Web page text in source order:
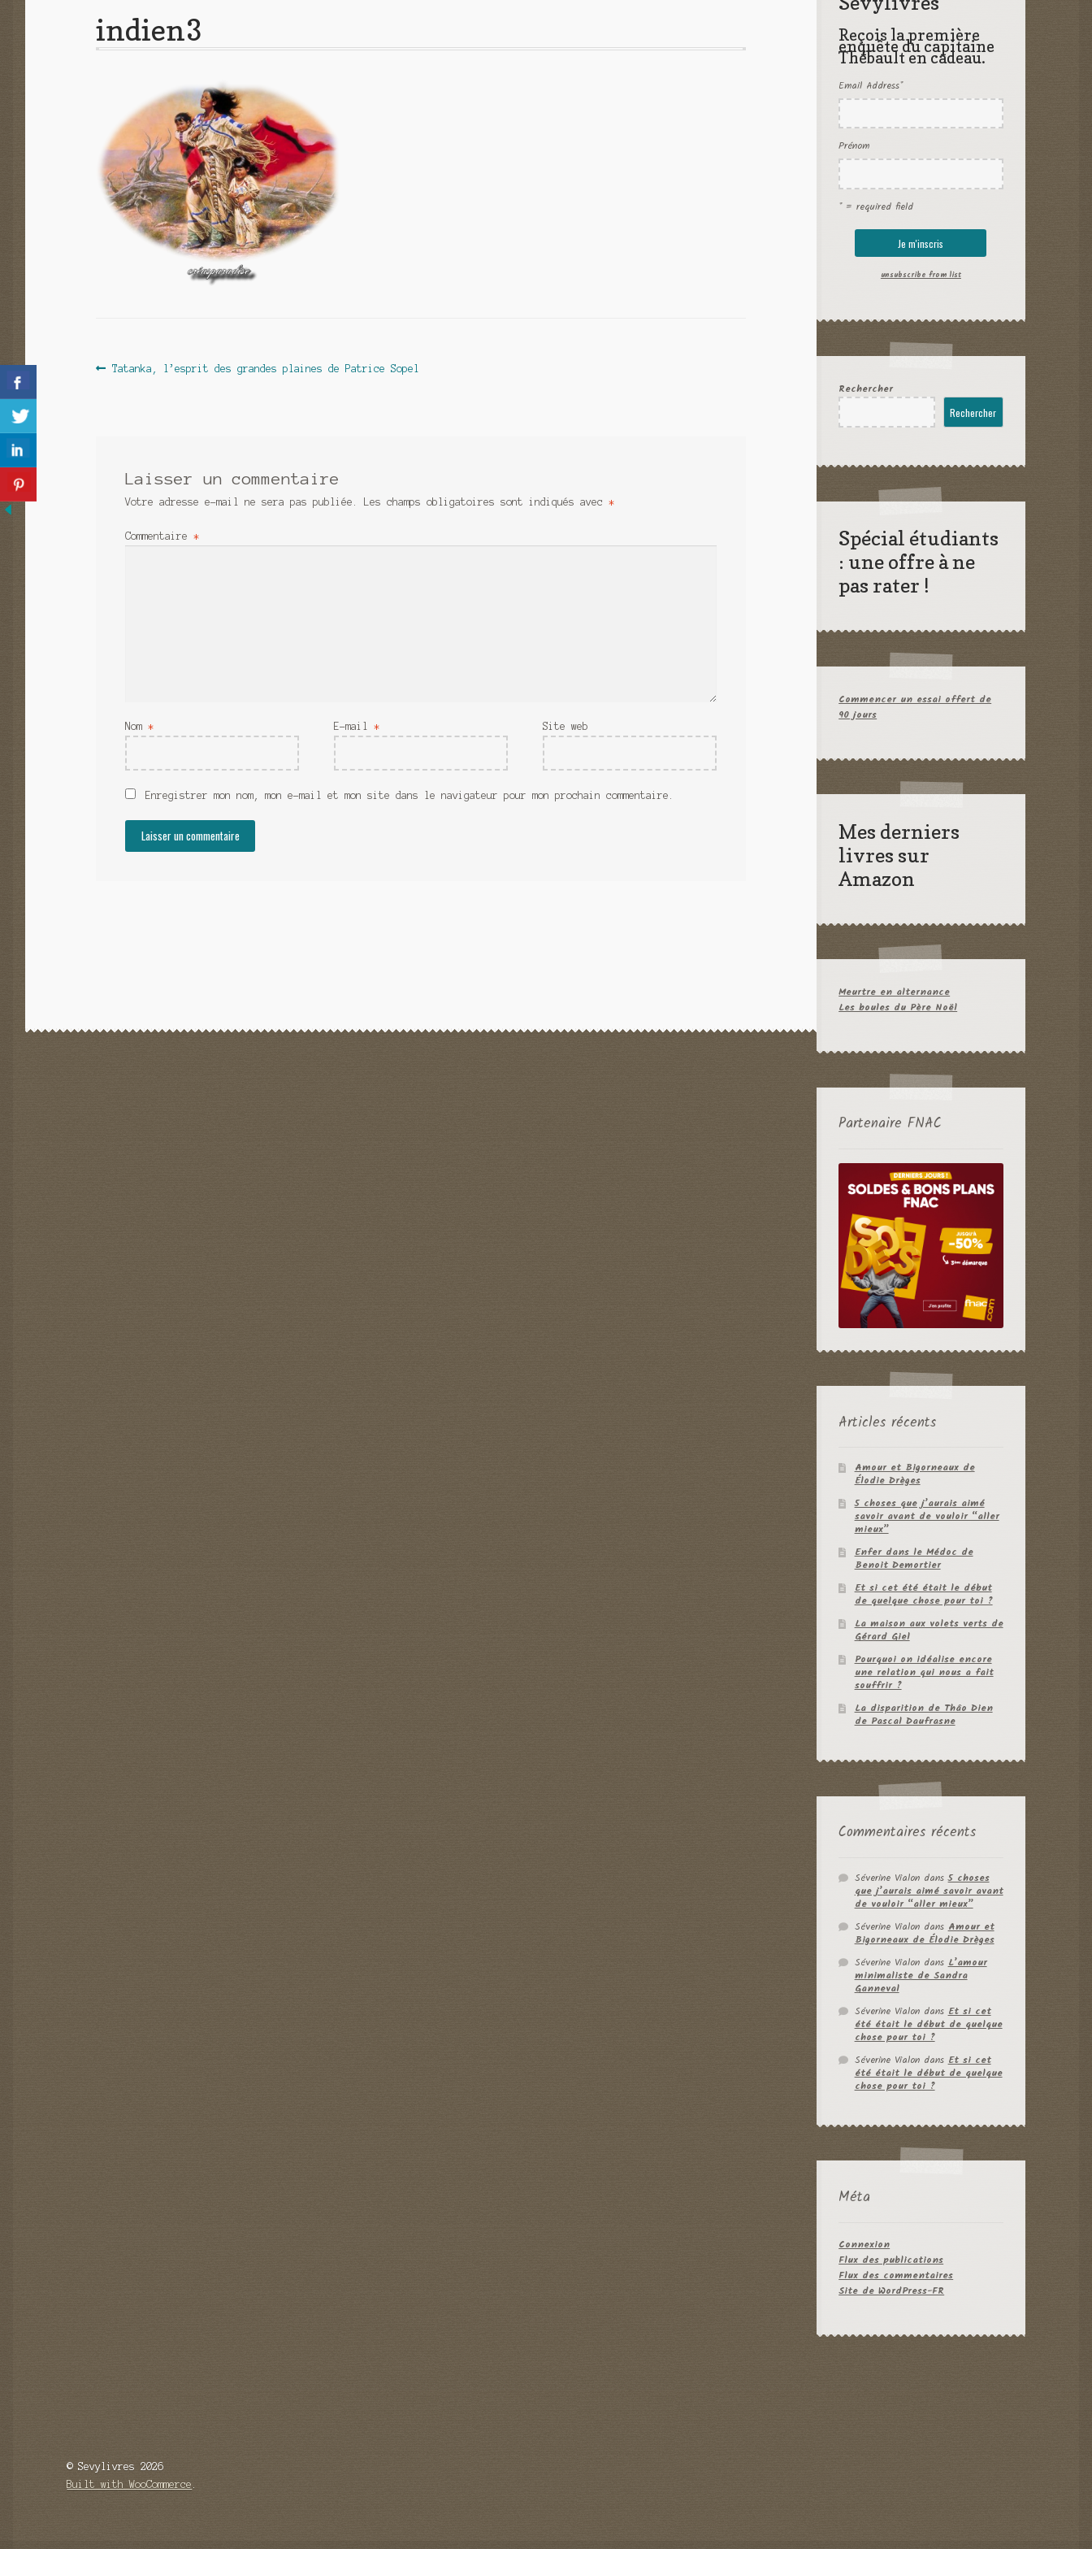
indien3
Navigation
Article
Tatanka, l’esprit des grandes plaines de Patrice Sopel
Laisser un commentaire
Votre adresse e-mail ne sera pas publiée. Les champs obligatoires sont indiqués avec*
Commentaire*
Nom* E-mail* Site web
Enregistrer mon nom, mon e-mail et mon site dans le navigateur pour mon prochain commentaire.
Reçois la première
enquête du capitaine
Thébault en cadeau.
Email Address*
Prénom
* = required field
unsubscribe from list
Rechercher
Rechercher
Spécial étudiants
: une offre à ne
pas rater !
Commencer un essai offert de
90 jours
Mes derniers
livres sur
Amazon
Meurtre en alternance
Les boules du Père Noël
Partenaire FNAC
Articles récents
Amour et Bigorneaux de
Élodie Drèges
5 choses que j’aurais aimé
savoir avant de vouloir “aller
mieux”
Enfer dans le Médoc de
Benoit Demortier
Et si cet été était le début
de quelque chose pour toi ?
La maison aux volets verts de
Gérard Giel
Pourquoi on idéalise encore
une relation qui nous a fait
souffrir ?
La disparition de Thâo Dien
de Pascal Daufrasne
Commentaires récents
Séverine Vialondans5 choses
que j’aurais aimé savoir avant
de vouloir “aller mieux”
Séverine VialondansAmour et
Bigorneaux de Élodie Drèges
Séverine VialondansL’amour
minimaliste de Sandra
Ganneval
Séverine VialondansEt si cet
été était le début de quelque
chose pour toi ?
Séverine VialondansEt si cet
été était le début de quelque
chose pour toi ?
Méta
Connexion
Flux des publications
Flux des commentaires
Site de WordPress-FR
© Sevylivres 2026
Built with WooCommerce